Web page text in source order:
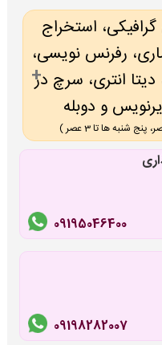
استخراج
رفرنس نویسی،
انتری، سرچ در
و دوبله
09195046400
09198282007